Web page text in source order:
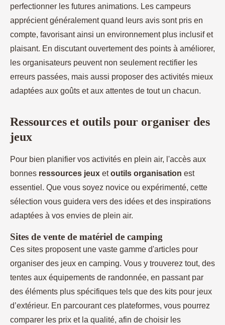
perfectionner les futures animations. Les campeurs
apprécient généralement quand leurs avis sont pris en
compte, favorisant ainsi un environnement plus inclusif et
plaisant. En discutant ouvertement des points à améliorer,
les organisateurs peuvent non seulement rectifier les
erreurs passées, mais aussi proposer des activités mieux
adaptées aux goûts et aux attentes de tout un chacun.
Ressources et outils pour organiser des
jeux
Pour bien planifier vos activités en plein air, l'accès aux
bonnes ressources jeux etoutils organisation est
essentiel. Que vous soyez novice ou expérimenté, cette
sélection vous guidera vers des idées et des inspirations
adaptées à vos envies de plein air.
Sites de vente de matériel de camping
Ces sites proposent une vaste gamme d'articles pour
organiser des jeux en camping. Vous y trouverez tout, des
tentes aux équipements de randonnée, en passant par
des éléments plus spécifiques tels que des kits pour jeux
d’extérieur. En parcourant ces plateformes, vous pourrez
comparer les prix et la qualité, afin de choisir les